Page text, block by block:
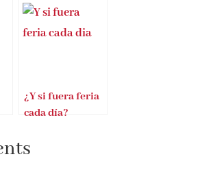
río
¿Y si fuera feria